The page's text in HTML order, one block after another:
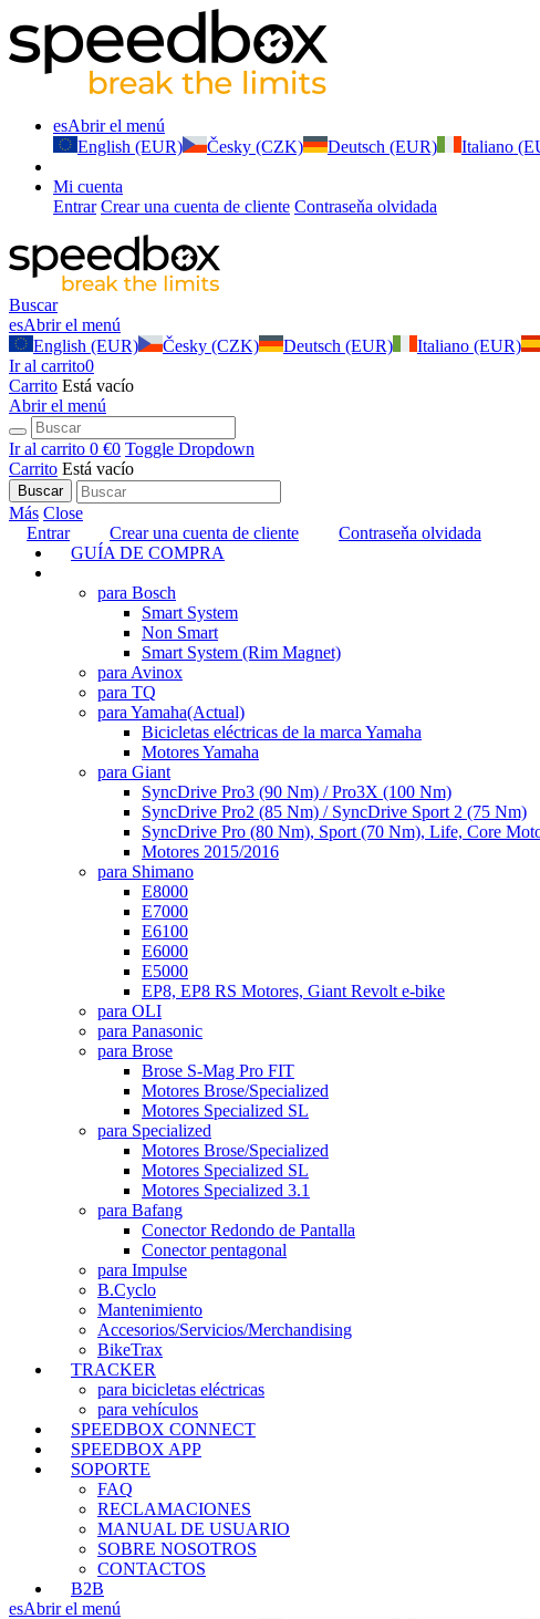
esAbrir el menú
English (EUR)
Česky (CZK) Deutsch (EUR) Italiano
Mi cuenta
Entrar Crear una cuenta de cliente Contraseňa olvidada
Buscar
esAbrir el menú
English (EUR)
Česky (CZK) Deutsch (EUR) Italiano (EUR)
Ir al carrito0
Carrito Está vacío
Abrir el menú
Ir al carrito 0 €0 Toggle Dropdown
Carrito Está vacío
Buscar
Más Close
Entrar
Crear una cuenta de cliente
Contraseňa olvidada
GUÍA DE COMPRA
para Bosch
Smart System
Non Smart
Smart System (Rim Magnet)
para Avinox
para TQ
para Yamaha(Actual)
Bicicletas eléctricas de la marca Yamaha
Motores Yamaha
para Giant
SyncDrive Pro3 (90 Nm) / Pro3X (100 Nm)
SyncDrive Pro2 (85 Nm) / SyncDrive Sport 2 (75 Nm)
SyncDrive Pro (80 Nm), Sport (70 Nm), Life, Core
Motores 2015/2016
para Shimano
E8000
E7000
E6100
E6000
E5000
EP8, EP8 RS Motores, Giant Revolt e-bike
para OLI
para Panasonic
para Brose
Brose S-Mag Pro FIT
Motores Brose/Specialized
Motores Specialized SL
para Specialized
Motores Brose/Specialized
Motores Specialized SL
Motores Specialized 3.1
para Bafang
Conector Redondo de Pantalla
Conector pentagonal
para Impulse
B.Cyclo
Mantenimiento
Accesorios/Servicios/Merchandising
BikeTrax
TRACKER
para bicicletas eléctricas
para vehículos
SPEEDBOX CONNECT
SPEEDBOX APP
SOPORTE
FAQ
RECLAMACIONES
MANUAL DE USUARIO
SOBRE NOSOTROS
CONTACTOS
B2B
esAbrir el menú